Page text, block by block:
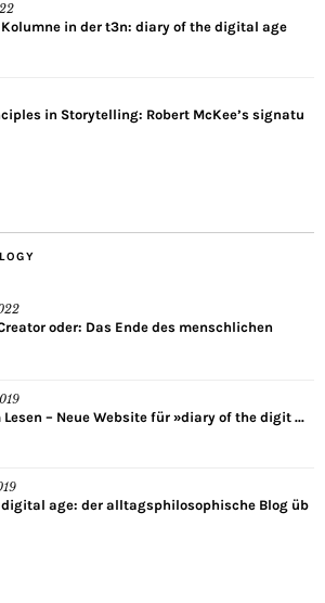
in der t3n: diary of the digital age
in Storytelling: Robert McKee’s signatu
oder: Das Ende des menschlichen
– Neue Website für »diary of the digit ...
age: der alltagsphilosophische Blog üb